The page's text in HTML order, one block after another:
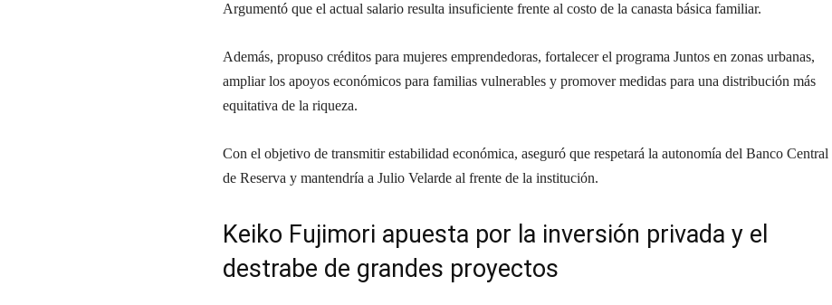
Argumentó que el actual salario resulta insuficiente frente al costo de la canasta básica familiar.
Además, propuso créditos para mujeres emprendedoras, fortalecer el programa Juntos en zonas urbanas,
ampliar los apoyos económicos para familias vulnerables y promover medidas para una distribución más
equitativa de la riqueza.
Con el objetivo de transmitir estabilidad económica, aseguró que respetará la autonomía del Banco Central
de Reserva y mantendría a Julio Velarde al frente de la institución.
Keiko Fujimori apuesta por la inversión privada y el
destrabe de grandes proyectos